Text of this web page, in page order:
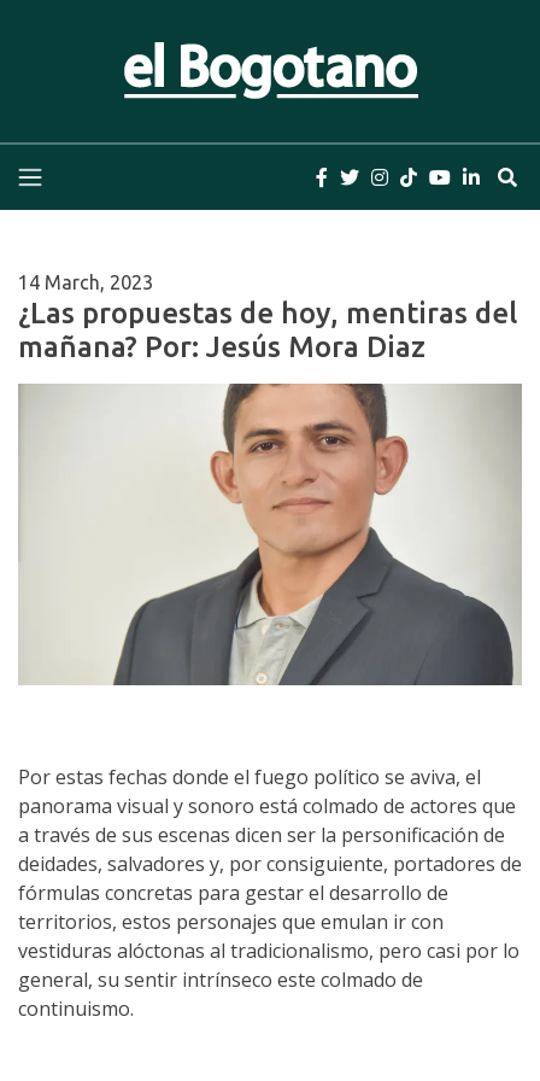
Periódico el Bogotano de la Casa Editorial el
Investigación, Cuentos y Libros
14 March, 2023
¿Las propuestas de hoy, mentiras del
mañana? Por: Jesús Mora Diaz
Por estas fechas donde el fuego político se aviva, el
panorama visual y sonoro está colmado de actores que
a través de sus escenas dicen ser la personificación de
deidades, salvadores y, por consiguiente, portadores de
fórmulas concretas para gestar el desarrollo de
territorios, estos personajes que emulan ir con
vestiduras alóctonas al tradicionalismo, pero casi por lo
general, su sentir intrínseco este colmado de
continuismo.